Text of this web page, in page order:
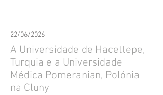
22/06/2026
A Universidade de Hacettepe,
Turquia e a Universidade
Médica Pomeranian, Polónia
na Cluny